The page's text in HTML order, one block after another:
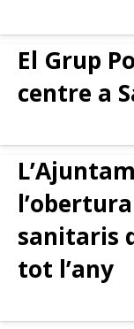
El Grup
centre a
sanitaris
tot l’any